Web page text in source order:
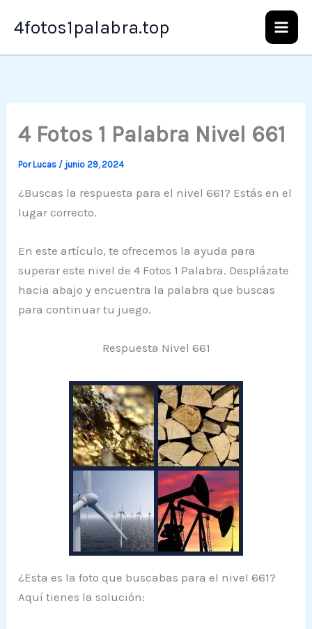
4fotos1palabra.top
4 Fotos 1 Palabra Nivel 661
PorLucas / junio 29, 2024
¿Buscas la respuesta para el nivel 661? Estás en el
lugar correcto.
En este artículo, te ofrecemos la ayuda para
superar este nivel de 4 Fotos 1 Palabra. Desplázate
hacia abajo y encuentra la palabra que buscas
para continuar tu juego.
Respuesta Nivel 661
¿Esta es la foto que buscabas para el nivel 661?
Aquí tienes la solución: